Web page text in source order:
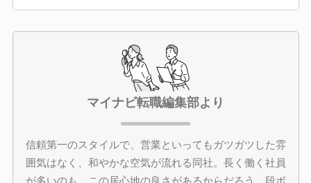
マイナビ転職編集部より
信頼第一のスタイルで、営業といってもガツガツした雰
囲気はなく、和やかな空気が流れる同社。長く働く社員
が多いのも、この居心地の良さがあるからだろう。段ボ